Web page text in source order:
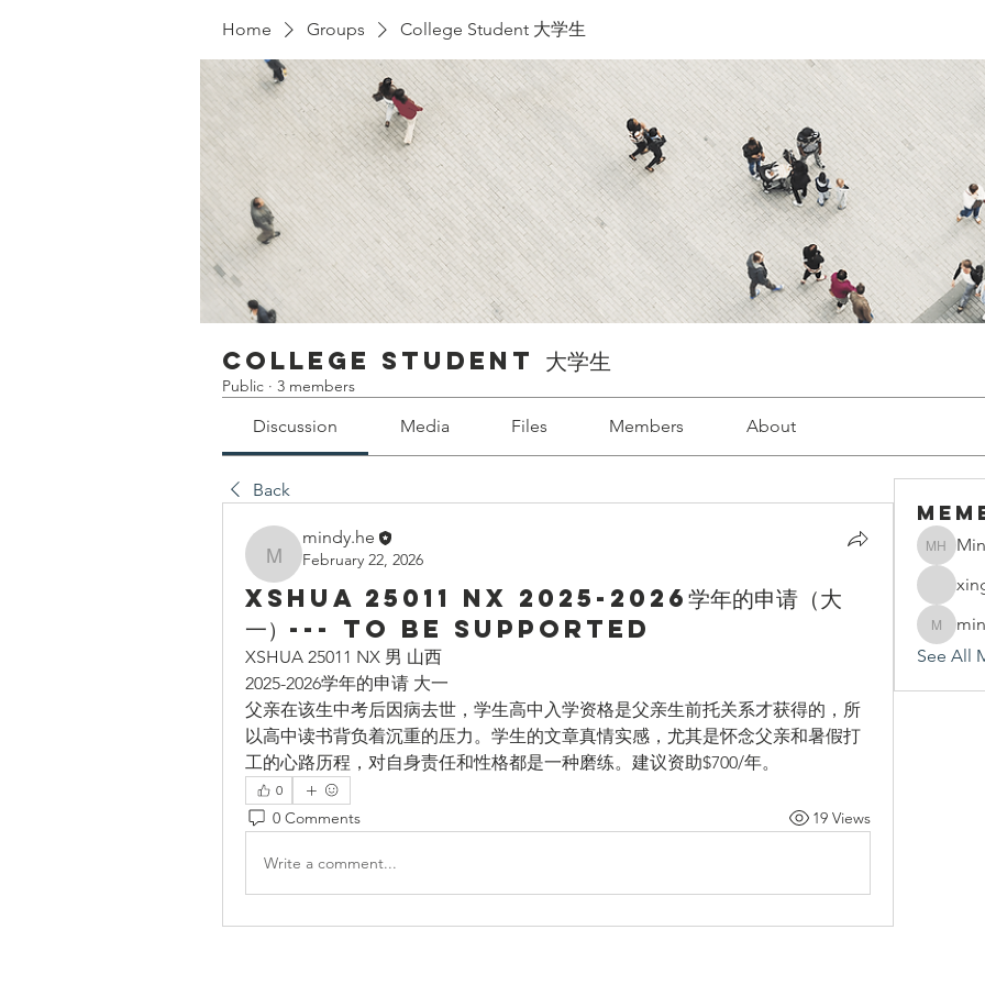
Home Groups College Student 大学生
College Student 大学生
Public · 3 members
Discussion Media Files Members About
Back
mindy.he
mindy.he
February 22, 2026
XSHUA 25011 NX 2025-2026学年的申请（大
一）--- To be supported
XSHUA 25011 NX 男 山西
2025-2026学年的申请 大一
父亲在该生中考后因病去世，学生高中入学资格是父亲生前托关系才获得的，所
以高中读书背负着沉重的压力。学生的文章真情实感，尤其是怀念父亲和暑假打
工的心路历程，对自身责任和性格都是一种磨练。建议资助$700/年。
0
0 Comments 19 Views
Write a comment...
Mindy
See All